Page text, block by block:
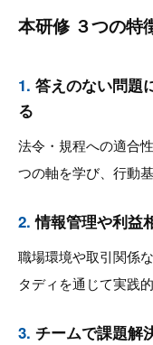
本研修 ３つの特
1. 答えのない問題
る
法令・規程への適合
つの軸を学び、行動
2. 情報管理や利益
職場環境や取引関係
タディを通じて実践
3. チームで課題解